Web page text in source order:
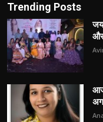
Trending Posts
आज